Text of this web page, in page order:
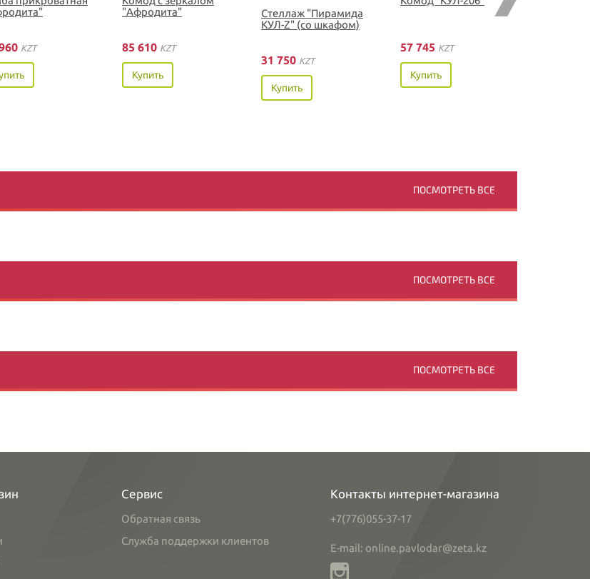
KZT
"Афродита"
85 610 KZT
Купить
Стеллаж "Пирамида
КУЛ-Z" (со шкафом)
31 750 KZT
Купить
57 745 KZT
Купить
ПОСМОТРЕТЬ ВСЕ
ПОСМОТРЕТЬ ВСЕ
ПОСМОТРЕТЬ ВСЕ
Сервис
Обратная связь
Служба поддержки клиентов
Контакты интернет-магазина
+7(776)055-37-17
E-mail: online.pavlodar@zeta.kz